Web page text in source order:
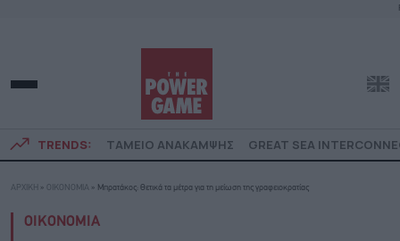
TRENDS: ΤΑΜΕΙΟ ΑΝΑΚΑΜΨΗΣ GREAT SEA
ΑΡΧΙΚΗ » ΟΙΚΟΝΟΜΙΑ » Μπρατάκος: Θετικά τα μέτρα για τη μείωση της γραφειοκρατίας
ΟΙΚΟΝΟΜΙΑ